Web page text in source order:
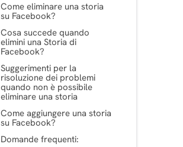
Come eliminare una storia
su Facebook?
Cosa succede quando
elimini una Storia di
Facebook?
Suggerimenti per la
risoluzione dei problemi
quando non è possibile
eliminare una storia
Come aggiungere una storia
su Facebook?
Domande frequenti: